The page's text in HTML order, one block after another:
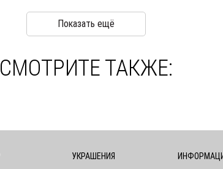
Показать ещё
СМОТРИТЕ ТАКЖЕ:
УКРАШЕНИЯ